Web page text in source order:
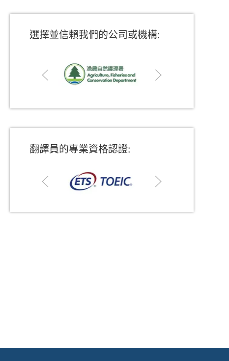
選擇並信賴我們的公司或機構:
翻譯員的專業資格認證: